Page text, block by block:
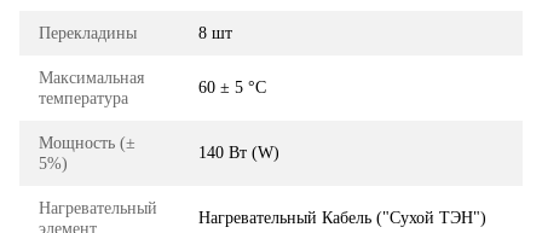
Перекладины 8 шт
Максимальная
температура
60 ± 5 °C
Мощность (±
5%)
140 Вт (W)
Нагревательный
элемент
Нагревательный Кабель ("Сухой ТЭН")